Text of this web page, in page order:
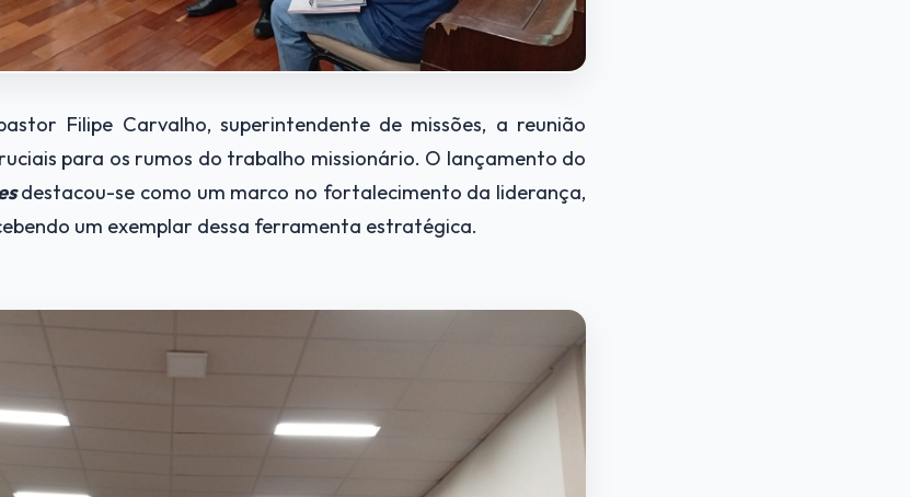
Filipe Carvalho, superintendente de missões, a reunião
para os rumos do trabalho missionário. O lançamento do
destacou-se como um marco no fortalecimento da liderança,
um exemplar dessa ferramenta estratégica.